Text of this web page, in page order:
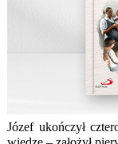
Józef ukończył